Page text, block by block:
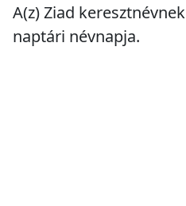
A(z) Ziad keresztnévnek
naptári névnapja.